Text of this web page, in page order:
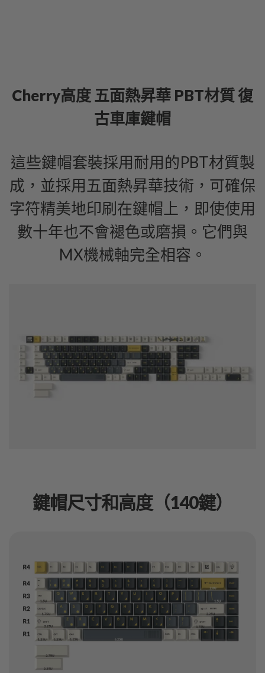
Cherry高度 五面熱昇華 PBT材質 復
古車庫鍵帽
這些鍵帽套裝採用耐用的PBT材質製
成，並採用五面熱昇華技術，可確保
字符精美地印刷在鍵帽上，即使使用
數十年也不會褪色或磨損。它們與
MX機械軸完全相容。
鍵帽尺寸和高度（140鍵）